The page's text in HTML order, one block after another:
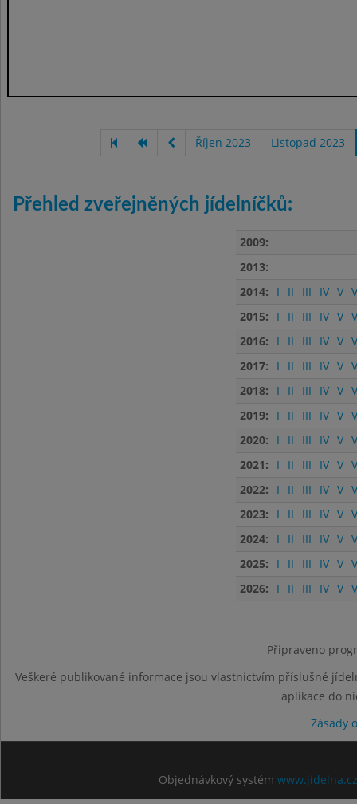
Říjen 2023 Listopad 2023
Přehled zveřejněných jídelníčků:
2009:
2013:
2014:
I II III IV V
2015:
I II III IV V
2016:
I II III IV V
2017:
I II III IV V
2018:
I II III IV V
2019:
I II III IV V
2020:
I II III IV V
2021:
I II III IV V
2022:
I II III IV V
2023:
I II III IV V
2024:
I II III IV V
2025:
I II III IV V
2026:
I II III IV V
Připraveno
Veškeré publikované informace jsou vlastnictvím příslušné
aplikace do
Zásady
Objednávkový systém www.jidelna.cz